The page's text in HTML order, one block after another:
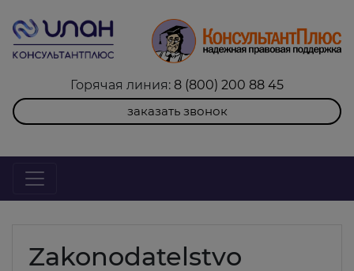
Горячая линия: 8 (800) 200 88 45
заказать звонок
Zakonodatelstvo